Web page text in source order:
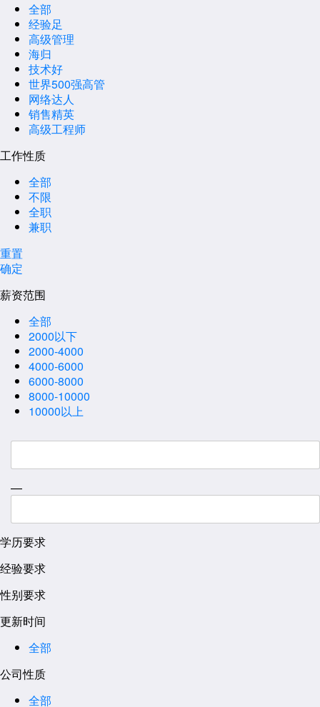
全部
经验足
高级管理
海归
技术好
世界500强高管
网络达人
销售精英
高级工程师
工作性质
全部
不限
全职
兼职
重置
确定
薪资范围
全部
2000以下
2000-4000
4000-6000
6000-8000
8000-10000
10000以上
—
学历要求
经验要求
性别要求
更新时间
全部
公司性质
全部